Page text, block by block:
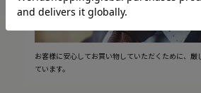
お客様に安心してお買い物していただくために、厳
ています。